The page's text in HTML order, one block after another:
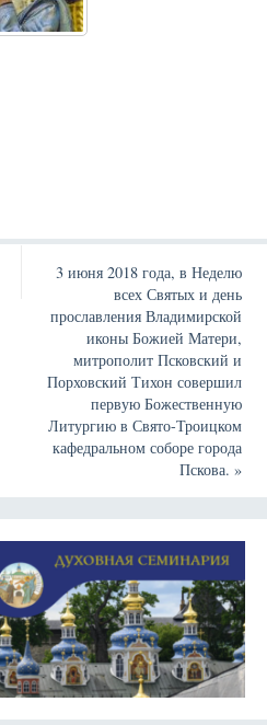
3 июня 2018 года, в Неделю
всех Святых и день
прославления Владимирской
иконы Божией Матери,
митрополит Псковский и
Порховский Тихон совершил
первую Божественную
Литургию в Свято-Троицком
кафедральном соборе города
Пскова.»